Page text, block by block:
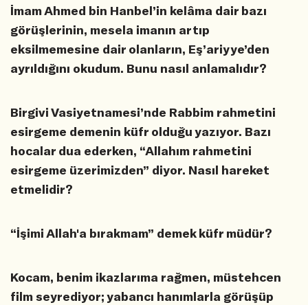
İmam Ahmed bin Hanbel’in kelâma dair bazı
görüşlerinin, mesela imanın artıp
eksilmemesine dair olanların, Eş’ariyye’den
ayrıldığını okudum. Bunu nasıl anlamalıdır?
Birgivi Vasiyetnamesi’nde Rabbim rahmetini
esirgeme demenin küfr olduğu yazıyor. Bazı
hocalar dua ederken, “Allahım rahmetini
esirgeme üzerimizden” diyor. Nasıl hareket
etmelidir?
“İşimi Allah'a bırakmam” demek küfr müdür?
Kocam, benim ikazlarıma rağmen, müstehcen
film seyrediyor; yabancı hanımlarla görüşüp